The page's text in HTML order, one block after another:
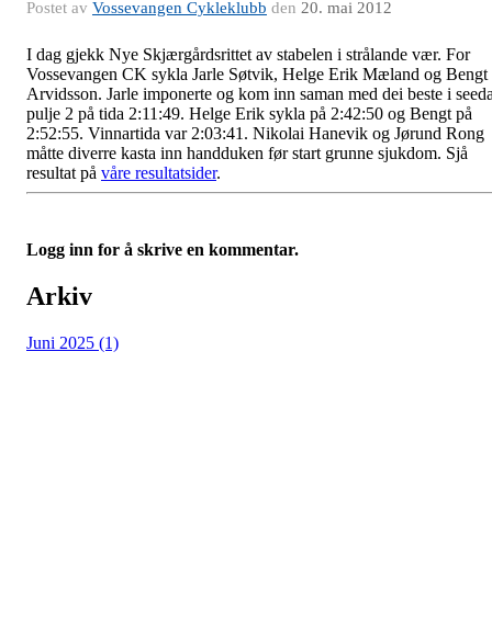
Postet av Vossevangen Cykleklubb den 20. mai 2012
I dag gjekk Nye Skjærgårdsrittet av stabelen i strålande vær. For
Vossevangen CK sykla Jarle Søtvik, Helge Erik Mæland og Bengt
Arvidsson. Jarle imponerte og kom inn saman med dei beste i
pulje 2 på tida 2:11:49. Helge Erik sykla på 2:42:50 og Bengt på
2:52:55. Vinnartida var 2:03:41. Nikolai Hanevik og Jørund Rong
måtte diverre kasta inn handduken før start grunne sjukdom. Sjå
resultat på våre resultatsider.
Logg inn for å skrive en kommentar.
Arkiv
Juni 2025 (1)